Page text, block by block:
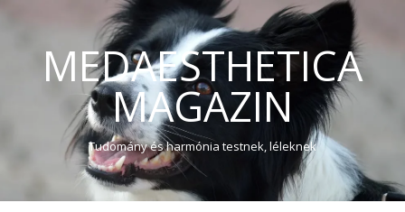
MEDAESTHETICA
MAGAZIN
Tudomány és harmónia testnek, léleknek